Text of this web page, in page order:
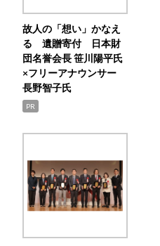
故人の「想い」かなえ
る 遺贈寄付 日本財
団名誉会長 笹川陽平氏
×フリーアナウンサー
長野智子氏
PR